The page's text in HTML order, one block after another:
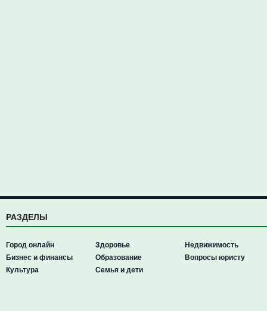
РАЗДЕЛЫ
Город онлайн
Бизнес и финансы
Культура
Здоровье
Образование
Семья и дети
Недвижимость
Вопросы юристу